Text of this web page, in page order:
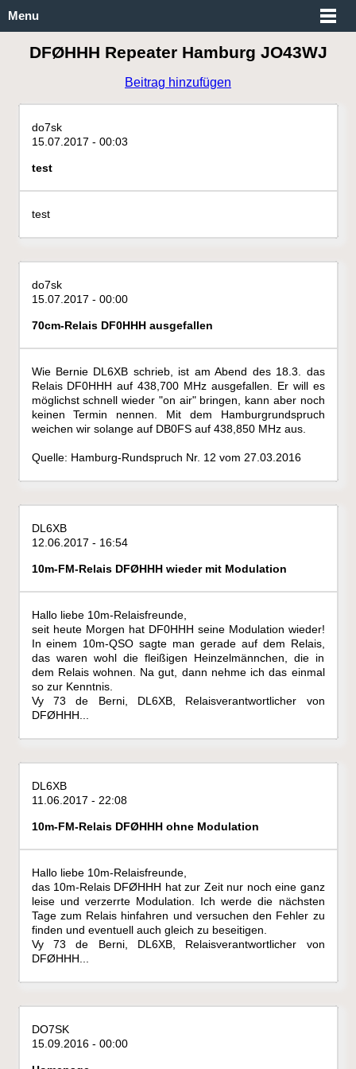
Menu
DFØHHH Repeater Hamburg JO43WJ
Beitrag hinzufügen
do7sk
15.07.2017 - 00:03
test
test
do7sk
15.07.2017 - 00:00
70cm-Relais DF0HHH ausgefallen
Wie Bernie DL6XB schrieb, ist am Abend des 18.3. das
Relais DF0HHH auf 438,700 MHz ausgefallen. Er will es
möglichst schnell wieder "on air" bringen, kann aber noch
keinen Termin nennen. Mit dem Hamburgrundspruch
weichen wir solange auf DB0FS auf 438,850 MHz aus.
Quelle: Hamburg-Rundspruch Nr. 12 vom 27.03.2016
DL6XB
12.06.2017 - 16:54
10m-FM-Relais DFØHHH wieder mit Modulation
Hallo liebe 10m-Relaisfreunde,
seit heute Morgen hat DF0HHH seine Modulation wieder!
In einem 10m-QSO sagte man gerade auf dem Relais,
das waren wohl die fleißigen Heinzelmännchen, die in
dem Relais wohnen. Na gut, dann nehme ich das einmal
so zur Kenntnis.
Vy 73 de Berni, DL6XB, Relaisverantwortlicher von
DFØHHH...
DL6XB
11.06.2017 - 22:08
10m-FM-Relais DFØHHH ohne Modulation
Hallo liebe 10m-Relaisfreunde,
das 10m-Relais DFØHHH hat zur Zeit nur noch eine ganz
leise und verzerrte Modulation. Ich werde die nächsten
Tage zum Relais hinfahren und versuchen den Fehler zu
finden und eventuell auch gleich zu beseitigen.
Vy 73 de Berni, DL6XB, Relaisverantwortlicher von
DFØHHH...
DO7SK
15.09.2016 - 00:00